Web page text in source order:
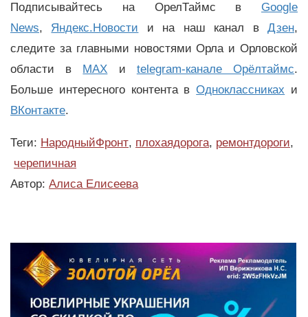
Подписывайтесь на ОрелТаймс в Google
News, Яндекс.Новости и на наш канал вДзен,
следите за главными новостями Орла и Орловской
области в MAX и telegram-канале Орёлтаймс.
Больше интересного контента вОдноклассниках и
ВКонтакте.
Теги: НародныйФронт, плохаядорога, ремонтдороги,
черепичная
Автор: Алиса Елисеева